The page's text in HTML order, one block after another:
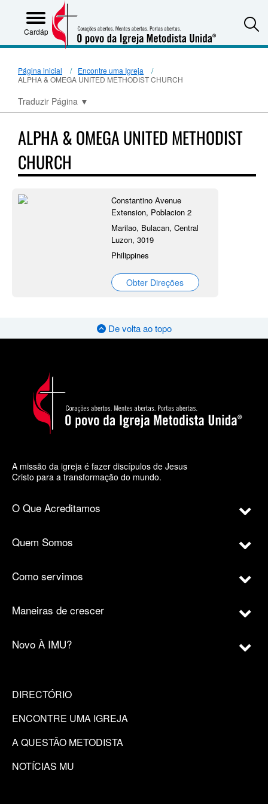
Cardápio
Página inicial
Encontre uma Igreja
ALPHA & OMEGA UNITED METHODIST CHURCH
Traduzir Página ▼
ALPHA & OMEGA UNITED METHODIST
CHURCH
Constantino Avenue
Extension, Poblacion 2
Marilao, Bulacan, Central
Luzon, 3019
Philippines
Obter Direções
De volta ao topo
A missão da igreja é fazer discípulos de Jesus
Cristo para a transformação do mundo.
O Que Acreditamos
Quem Somos
Como servimos
Maneiras de crescer
Novo À IMU?
DIRECTÓRIO
ENCONTRE UMA IGREJA
A QUESTÃO METODISTA
NOTÍCIAS MU